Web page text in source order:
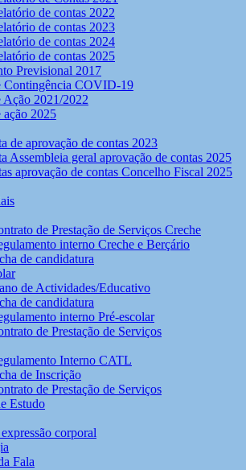
de contas 2022
de contas 2023
de contas 2024
de contas 2025
Previsional 2017
Contingência COVID-19
Ação 2021/2022
ação 2025
de aprovação de contas 2023
Assembleia geral aprovação de contas 2025
aprovação de contas Concelho Fiscal 2025
de Prestação de Serviços Creche
interno Creche e Berçário
de candidatura
de Actividades/Educativo
de candidatura
interno Pré-escolar
de Prestação de Serviços
Interno CATL
de Inscrição
de Prestação de Serviços
Estudo
corporal
Fala